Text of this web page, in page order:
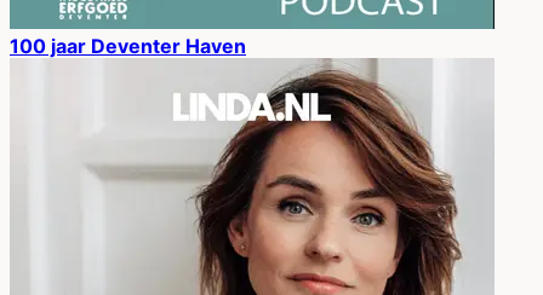
100 jaar Deventer Haven